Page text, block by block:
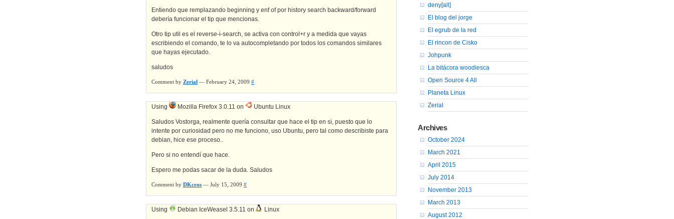
Entiendo que remplazando beginning y enf of por history search backward/forward
debería funcionar el tip que mencionas.
Otro tip util es el reverse-i-search, se activa con control+r y a medida que vayas
escribiendo el comando, te lo va autocompletando por todos los comandos similares
que hayas ejecutado.
saludos
Comment by Zerial — February 24, 2009 #
Using Mozilla Firefox 3.0.11 on Ubuntu Linux
Saludos Vostorga, realmente quería consultar que hace el tip en si, puesto que lo
intente por curiosidad pero no me funciono, uso Ubuntu, pero tal como describiste para
debian, hice ese proceso..
Pero si no entendí que hace.
Espero me podas sacar de la duda. Saludos
Comment by DKcros — July 15, 2009 #
Using Debian IceWeasel 3.5.11 on Linux
deny[all]
El blog del jorge
El egrub de la red
El rincon de Cisko
Johpunk
La bitácora woodiesca
Open Source 4 All
Planeta Linux
Zerial
Archives
October 2024
March 2021
April 2015
July 2014
November 2013
March 2013
August 2012